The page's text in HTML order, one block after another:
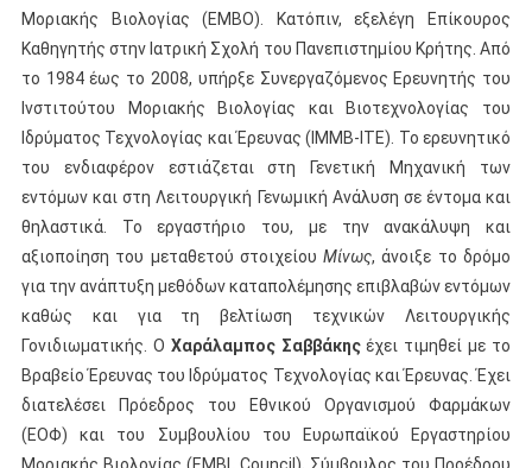
Μοριακής Βιολογίας (ΕΜΒΟ). Κατόπιν, εξελέγη Επίκουρος
Καθηγητής στην Ιατρική Σχολή του Πανεπιστημίου Κρήτης. Από
το 1984 έως το 2008, υπήρξε Συνεργαζόμενος Ερευνητής του
Ινστιτούτου Μοριακής Βιολογίας και Βιοτεχνολογίας του
Ιδρύματος Τεχνολογίας και Έρευνας (ΙΜΜΒ-ΙΤΕ). Το ερευνητικό
του ενδιαφέρον εστιάζεται στη Γενετική Μηχανική των
εντόμων και στη Λειτουργική Γενωμική Ανάλυση σε έντομα και
θηλαστικά. Το εργαστήριο του, με την ανακάλυψη και
αξιοποίηση του μεταθετού στοιχείουΜίνως, άνοιξε το δρόμο
για την ανάπτυξη μεθόδων καταπολέμησης επιβλαβών εντόμων
καθώς και για τη βελτίωση τεχνικών Λειτουργικής
Γονιδιωματικής. Ο Χαράλαμπος Σαββάκηςέχει τιμηθεί με το
Βραβείο Έρευνας του Ιδρύματος Τεχνολογίας και Έρευνας. Έχει
διατελέσει Πρόεδρος του Εθνικού Οργανισμού Φαρμάκων
(EOΦ) και του Συμβουλίου του Ευρωπαϊκού Εργαστηρίου